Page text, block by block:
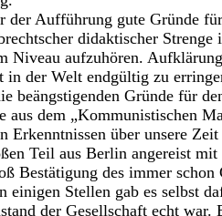
der Aufführung gute Gründe
didaktischer
Niveau aufzuhören.
der Welt endgültig zu
beängstigenden Gründe für
aus dem „Kommunistischen
Erkenntnissen über unsere
Teil aus Berlin angereist
Bestätigung des immer schon
einigen Stellen gab es selbst
der Gesellschaft echt